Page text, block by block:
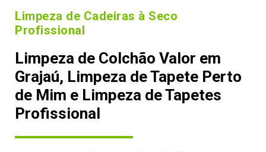
Limpeza de Cadeiras à Seco
Profissional
Limpeza de Colchão Valor em
Grajaú, Limpeza de Tapete Perto
de Mim e Limpeza de Tapetes
Profissional